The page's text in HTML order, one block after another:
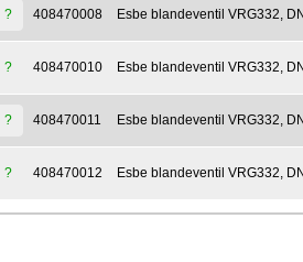
? 408470008 Esbe blandeventil VRG332,
? 408470010 Esbe blandeventil VRG332,
? 408470011 Esbe blandeventil VRG332,
? 408470012 Esbe blandeventil VRG332,